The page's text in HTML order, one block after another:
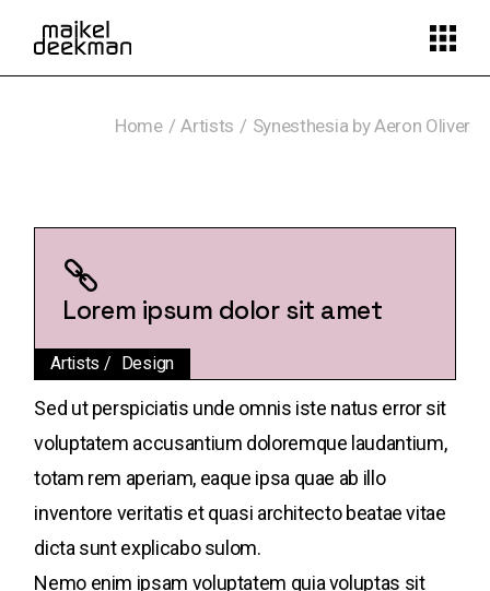
Home Artists Synesthesia by Aeron Oliver
Lorem ipsum dolor sit amet
Artists Design
Sed ut perspiciatis unde omnis iste natus error sit
voluptatem accusantium doloremque laudantium,
totam rem aperiam, eaque ipsa quae ab illo
inventore veritatis et quasi architecto beatae vitae
dicta sunt explicabo sulom.
Nemo enim ipsam voluptatem quia voluptas sit